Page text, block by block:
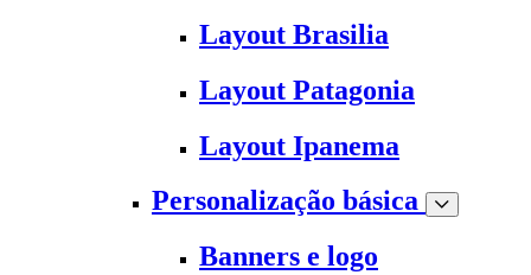
Layout Brasilia
Layout Patagonia
Layout Ipanema
Personalização básica
Banners e logo